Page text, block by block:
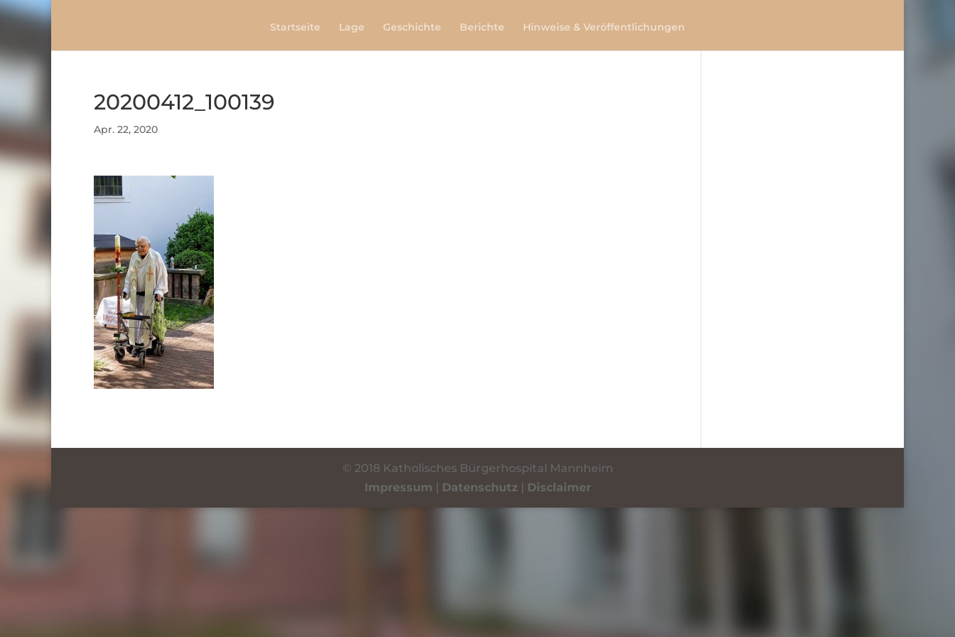
Startseite Lage Geschichte Berichte Hinweise & Veröffentlichungen
20200412_100139
Apr. 22, 2020
© 2018 Katholisches Bürgerhospital Mannheim
Impressum | Datenschutz | Disclaimer